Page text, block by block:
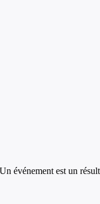
événement est un